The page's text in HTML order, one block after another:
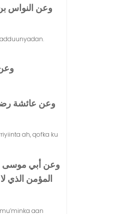
وعن النواس
وعن عائشة رضي
ah, qofka ku
وعن أبي موسى
المؤمن الذي
aan